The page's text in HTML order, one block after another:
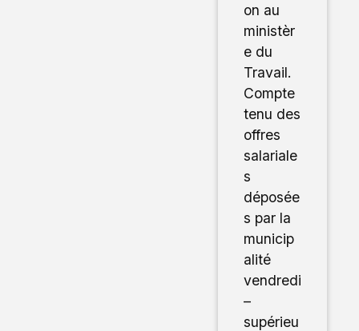
on au
ministèr
e du
Travail.
Compte
tenu des
offres
salariale
s
déposée
s par la
municip
alité
vendredi
–
supérieu